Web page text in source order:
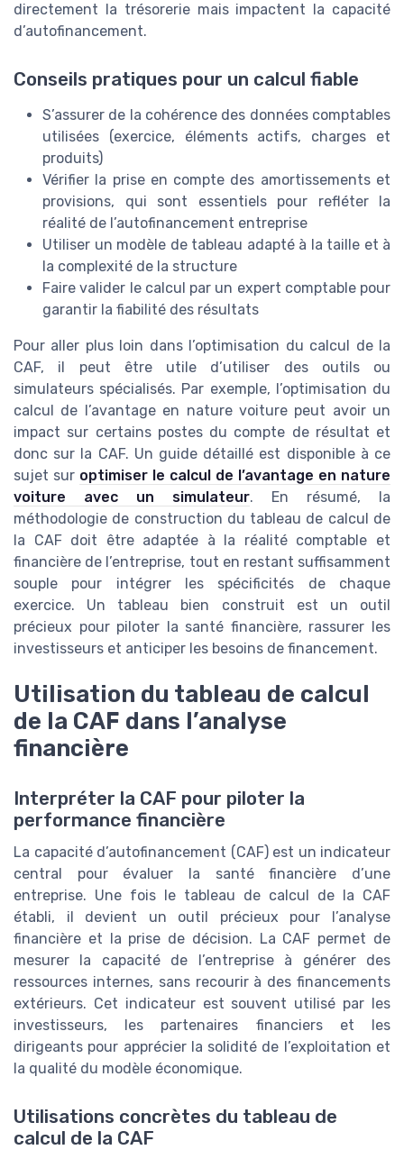
directement la trésorerie mais impactent la capacité
d’autofinancement.
Conseils pratiques pour un calcul fiable
S’assurer de la cohérence des données comptables
utilisées (exercice, éléments actifs, charges et
produits)
Vérifier la prise en compte des amortissements et
provisions, qui sont essentiels pour refléter la
réalité de l’autofinancement entreprise
Utiliser un modèle de tableau adapté à la taille et à
la complexité de la structure
Faire valider le calcul par un expert comptable pour
garantir la fiabilité des résultats
Pour aller plus loin dans l’optimisation du calcul de la
CAF, il peut être utile d’utiliser des outils ou
simulateurs spécialisés. Par exemple, l’optimisation du
calcul de l’avantage en nature voiture peut avoir un
impact sur certains postes du compte de résultat et
donc sur la CAF. Un guide détaillé est disponible à ce
sujet sur optimiser le calcul de l’avantage en nature
voiture avec un simulateur. En résumé, la
méthodologie de construction du tableau de calcul de
la CAF doit être adaptée à la réalité comptable et
financière de l’entreprise, tout en restant suffisamment
souple pour intégrer les spécificités de chaque
exercice. Un tableau bien construit est un outil
précieux pour piloter la santé financière, rassurer les
investisseurs et anticiper les besoins de financement.
Utilisation du tableau de calcul
de la CAF dans l’analyse
financière
Interpréter la CAF pour piloter la
performance financière
La capacité d’autofinancement (CAF) est un indicateur
central pour évaluer la santé financière d’une
entreprise. Une fois le tableau de calcul de la CAF
établi, il devient un outil précieux pour l’analyse
financière et la prise de décision. La CAF permet de
mesurer la capacité de l’entreprise à générer des
ressources internes, sans recourir à des financements
extérieurs. Cet indicateur est souvent utilisé par les
investisseurs, les partenaires financiers et les
dirigeants pour apprécier la solidité de l’exploitation et
la qualité du modèle économique.
Utilisations concrètes du tableau de
calcul de la CAF